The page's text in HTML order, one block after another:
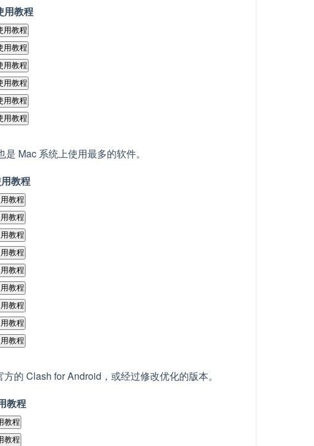
用教程
用教程
用教程
用教程
用教程
用教程
用教程
Mac 系统上使用最多的软件。
教程
教程
教程
教程
教程
教程
教程
教程
教程
教程
的 Clash for Android，或经过修改优化的版本。
教程
教程
教程